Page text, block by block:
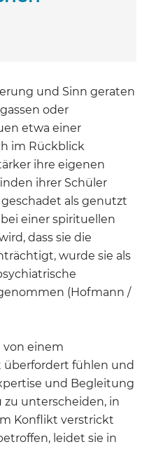
und Sinn geraten
oder
etwa einer
im Rückblick
ihre eigenen
ihrer Schüler
als genutzt
einer spirituellen
dass sie die
wurde sie als
(Hofmann /
von einem
fühlen und
und Begleitung
zu unterscheiden, in
Konflikt verstrickt
leidet sie in